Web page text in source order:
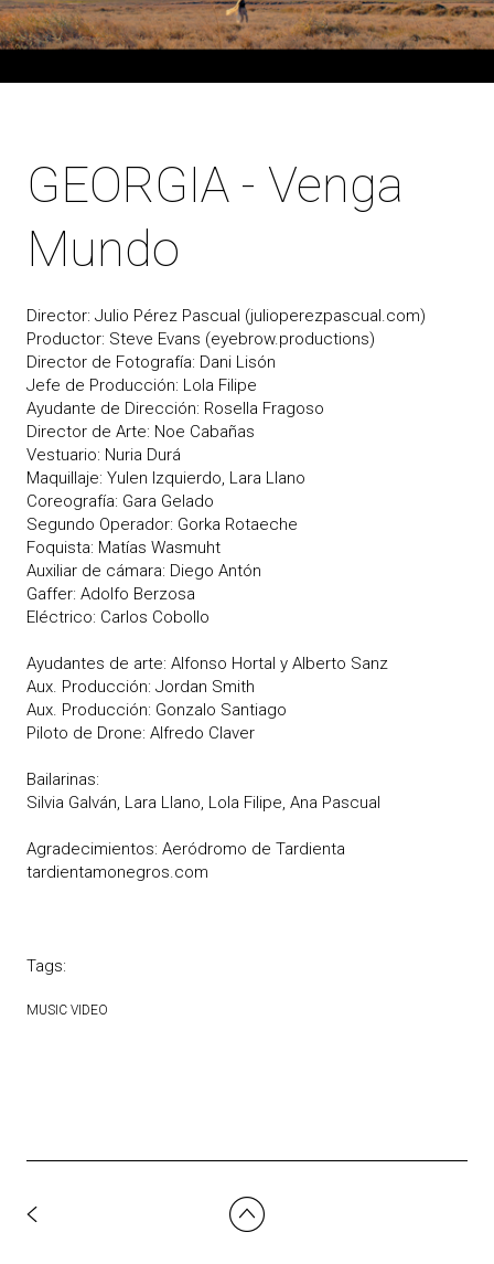
GEORGIA - Venga
Mundo
Director: Julio Pérez Pascual (julioperezpascual.com)
Productor: Steve Evans (eyebrow.productions)
Director de Fotografía: Dani Lisón
Jefe de Producción: Lola Filipe
Ayudante de Dirección: Rosella Fragoso
Director de Arte: Noe Cabañas
Vestuario: Nuria Durá
Maquillaje: Yulen Izquierdo, Lara Llano
Coreografía: Gara Gelado
Segundo Operador: Gorka Rotaeche
Foquista: Matías Wasmuht
Auxiliar de cámara: Diego Antón
Gaffer: Adolfo Berzosa
Eléctrico: Carlos Cobollo
Ayudantes de arte: Alfonso Hortal y Alberto Sanz
Aux. Producción: Jordan Smith
Aux. Producción: Gonzalo Santiago
Piloto de Drone: Alfredo Claver
Bailarinas:
Silvia Galván, Lara Llano, Lola Filipe, Ana Pascual
Agradecimientos: Aeródromo de Tardienta
tardientamonegros.com
Tags:
MUSIC VIDEO